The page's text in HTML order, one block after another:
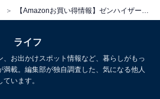
ル型 508940 有線 イヤホン イヤモ
」
ライフ
お出かけスポット情報など、暮らしがもっ
満載。編集部が独自調査した、気になる他人
います。